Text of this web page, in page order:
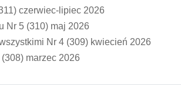
czerwiec-lipiec 2026
Nr 5 (310) maj 2026
Nr 4 (309) kwiecień 2026
marzec 2026